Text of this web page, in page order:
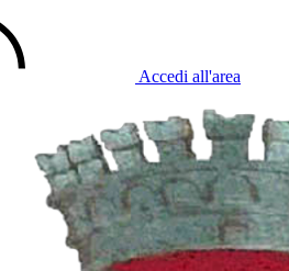
Accedi all'area